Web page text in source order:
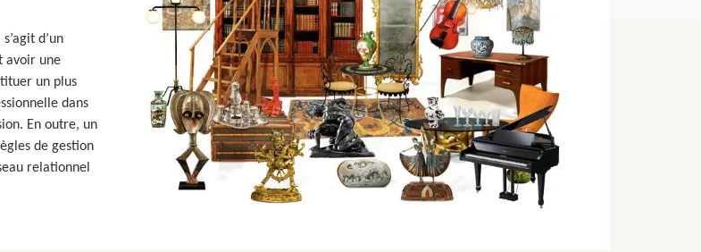
d’un
avoir une
un plus
dans
En outre, un
de gestion
relationnel